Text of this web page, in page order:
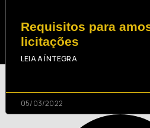
Requisitos para
licitações
LEIA A ÍNTEGRA
05/03/2022